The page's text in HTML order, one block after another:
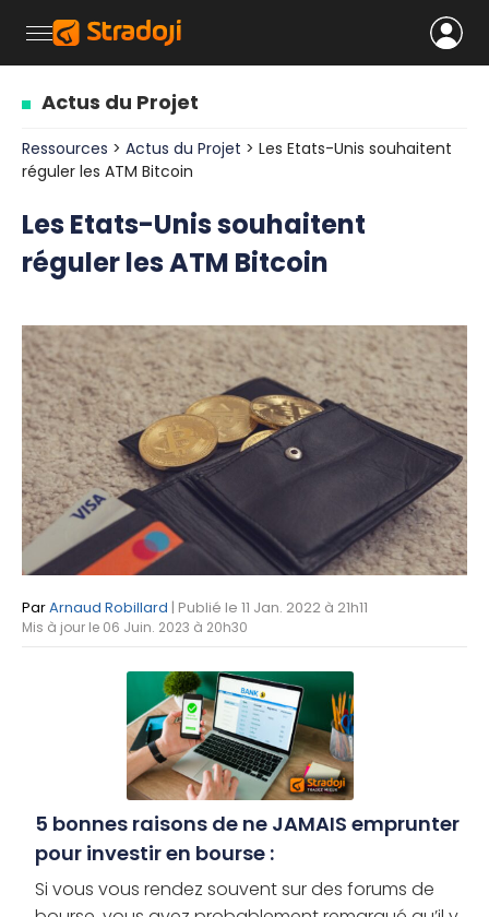
Actus du Projet
Ressources > Actus du Projet > Les Etats-Unis souhaitent
réguler les ATM Bitcoin
Les Etats-Unis souhaitent
réguler les ATM Bitcoin
ParArnaud Robillard | Publié le 11 Jan. 2022 à 21h11
Mis à jour le 06 Juin. 2023 à 20h30
5 bonnes raisons de ne JAMAIS emprunter
pour investir en bourse :
Si vous vous rendez souvent sur des forums de